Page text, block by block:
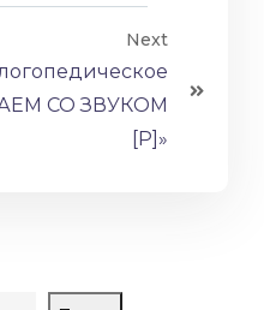
Next
СО ЗВУКОМ
[Р]»